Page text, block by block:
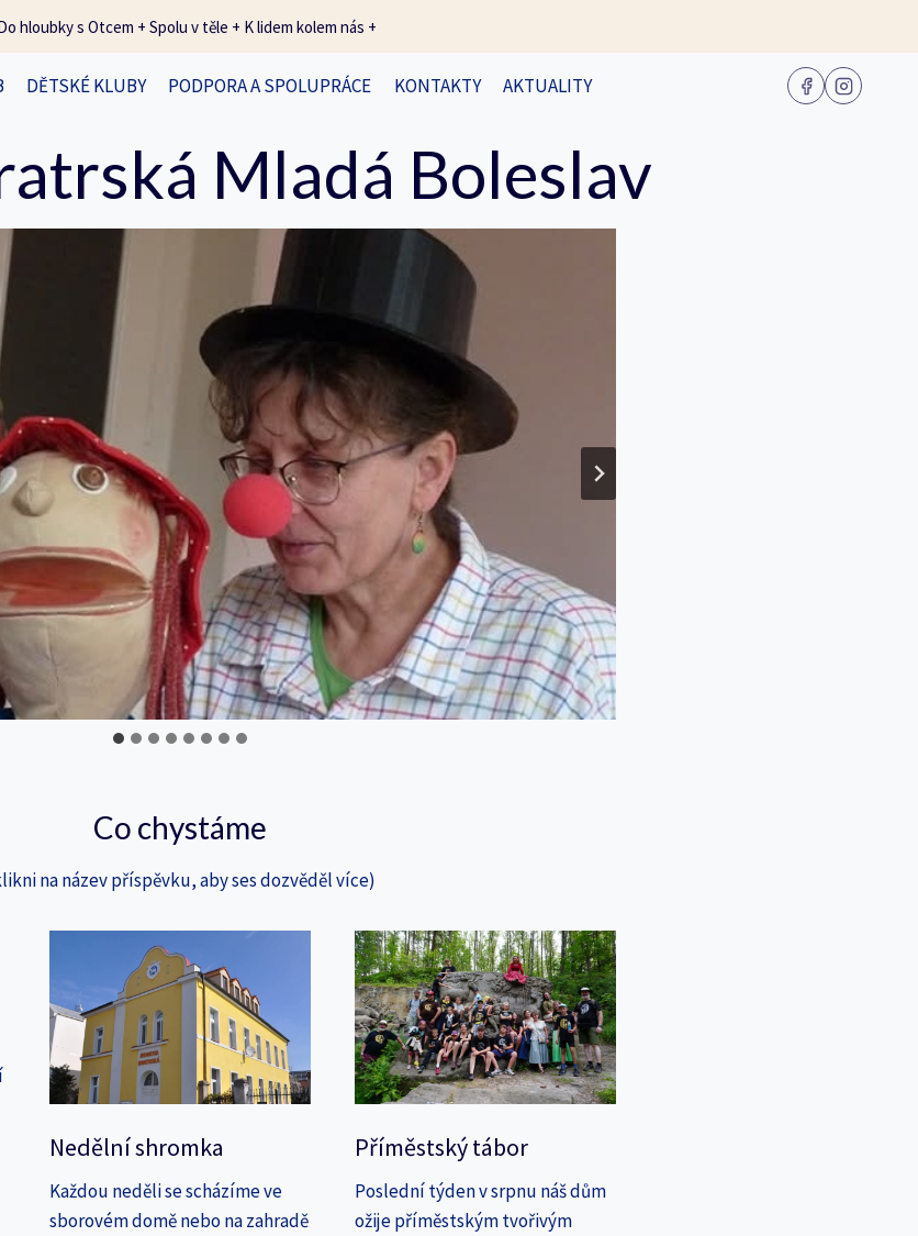
hloubky s Otcem + Spolu v těle + K lidem kolem nás +
DĚTSKÉ KLUBY PODPORA A SPOLUPRÁCE KONTAKTY AKTUALITY
Mladá Boleslav
Co chystáme
na název příspěvku, aby ses dozvěděl více)
Nedělní shromka
Každou neděli se scházíme ve
sborovém domě nebo na zahradě
Příměstský tábor
Poslední týden v srpnu náš dům
ožije příměstským tvořivým